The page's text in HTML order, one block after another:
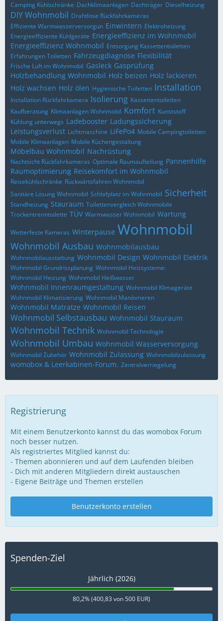
Camping Kühlschränke Dachklimaanlagen Dachträger Dieselheizung
DIY Wohnmobil Drahtlose Rückfahrkameras
Effiziente Warmwasserversorgun Einwintern Elektroheizung
Energieeffiziente Kühlgeräte Energieeffizienz im Wohnmobil
Energieeffizienz Wohnmobil Entsorgung Kassettentoiletten
Erfahrungen Toiletten Fahrzeugdiagnose Flexibilität
Frische Luft im Wohnmobil Gasleck Gasprüfung
Holzbehandlung Wohnmobil Holz beizen Holz lackieren
Holz wachsen Holz ölen Hygienische Toiletten Installation
Installation Rückfahrkamera Isolierung Kassettentoiletten
Kaufberatung Klimaanlagen Wohnmobil Komfort Kunststoff
Kühlung unterwegs Ladebooster Ladungssicherung
Leistungsverlust Lichtmaschine LiFePo4 Mobile Campingtoiletten
Mobile Klimaanlagen Mobile Küchengestaltung
Möbelbau Wohnmobil Nachrüstung
Nachtsicht Rückfahrkameras Optimale Raumaufteilung Pannenhilfe
Raumoptimierung Reisekomfort im Wohnmobil
Reisekühlschränke Rückwärtsfahren Wohnmobil
Sanitäre Lösung Wohnmobil Schlafplatz im Wohnmobil Sicherheit
Standheizung Stauraum Toilettenvergleich Wohnmobile
Trockentrenntoilette TÜV Warmwasser Wohnmobil Wartung
Wetterfeste Kameras Winterpause Wohnmobil
Wohnmobil Ausbau Wohnmobilausbau
Wohnmobilausstattung Wohnmobil Design Wohnmobil Elektrik
Wohnmobil Grundrissplanung Wohnmobil Heizsysteme:
Wohnmobil Heizung Wohnmobil Heißwasser
Wohnmobil Innenraumgestaltung Wohnmobil Klimageräte
Wohnmobil Klimatisierung Wohnmobil Manövrieren
Wohnmobil Matratze Wohnmobil Reisen
Wohnmobil Selbstausbau Wohnmobil Stauraum
Wohnmobil Technik Wohnmobil Technologie
Wohnmobil Umbau Wohnmobil Wasserversorgung
Wohnmobil Zubehör Wohnmobil Zulassung Wohnmobilzulassung
womobox & Leerkabinen-Forum. Zentralverriegelung
Registrierung
Mit einem Benutzerkonto kannst du das womobox Forum
noch besser nutzen.
Als registriertes Mitglied kannst du:
- Themen abonnieren und auf dem Laufenden bleiben
- Dich mit anderen Mitgliedern direkt austauschen
- Eigene Beiträge und Themen erstellen
Benutzerkonto erstellen
Spenden-Ziel
Jährlich (2026)
80,2% (400,83 von 500 EUR)